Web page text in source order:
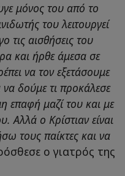
μόνος του από το
του λειτουργεί
τις αισθήσεις του
και ήρθε άμεσα σε
να τον εξετάσουμε
δούμε τι προκάλεσε
επαφή μαζί του και με
Αλλά ο Κρίστιαν είναι
τους παίκτες και να
ο γιατρός της